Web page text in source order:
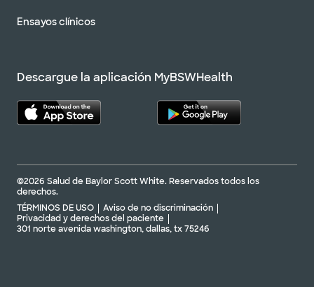
Ensayos clínicos
Descargue la aplicación MyBSWHealth
©2026 Salud de Baylor Scott White. Reservados todos los
derechos.
TÉRMINOS DE USO
Aviso de no discriminación
Privacidad y derechos del paciente
301 norte avenida washington, dallas, tx 75246